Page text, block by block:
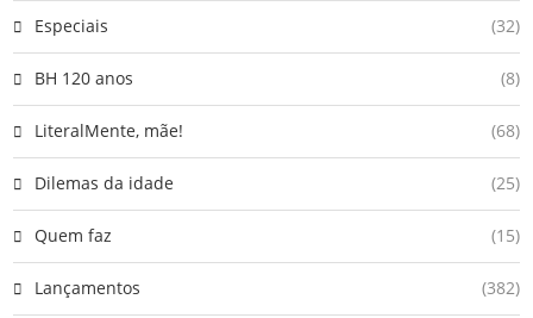
Especiais (32)
BH 120 anos (8)
LiteralMente, mãe! (68)
Dilemas da idade (25)
Quem faz (15)
Lançamentos (382)